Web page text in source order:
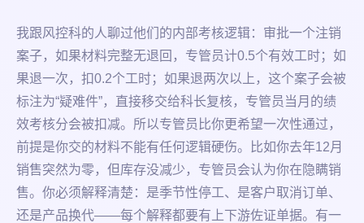
我跟风控科的人聊过他们的内部考核逻辑：审批一个注销
案子，如果材料完整无退回，专管员计0.5个有效工时；如
果退一次，扣0.2个工时；如果退两次以上，这个案子会被
标注为“疑难件”，直接移交给科长复核，专管员当月的绩
效考核分会被扣减。所以专管员比你更希望一次性通过，
前提是你交的材料不能有任何逻辑硬伤。比如你去年12月
销售突然为零，但库存没减少，专管员会认为你在隐瞒销
售。你必须解释清楚：是季节性停工、是客户取消订单、
还是产品换代——每个解释都要有上下游佐证单据。有一